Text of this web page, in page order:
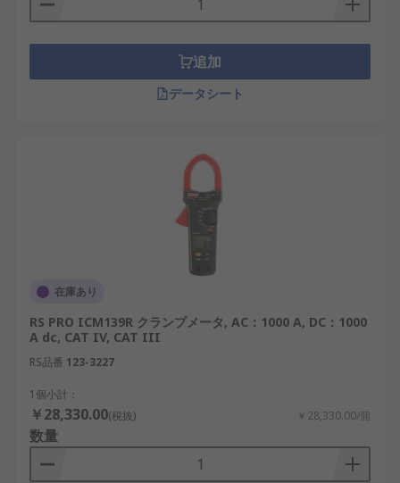
追加
データシート
在庫あり
RS PRO ICM139R クランプメータ, AC：1000 A, DC：1000
A dc, CAT IV, CAT III
RS品番 123-3227
1個小計：
￥28,330.00(税抜) ￥28,330.00/個
数量